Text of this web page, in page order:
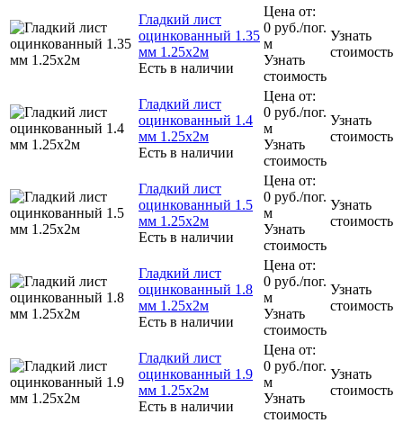
Гладкий лист
оцинкованный 1.35
мм 1.25х2м
Есть в наличии
Цена от:
0 руб./пог.
м
Узнать
стоимость
Узнать
стоимость
Гладкий лист
оцинкованный 1.4
мм 1.25х2м
Есть в наличии
Цена от:
0 руб./пог.
м
Узнать
стоимость
Узнать
стоимость
Гладкий лист
оцинкованный 1.5
мм 1.25х2м
Есть в наличии
Цена от:
0 руб./пог.
м
Узнать
стоимость
Узнать
стоимость
Гладкий лист
оцинкованный 1.8
мм 1.25х2м
Есть в наличии
Цена от:
0 руб./пог.
м
Узнать
стоимость
Узнать
стоимость
Гладкий лист
оцинкованный 1.9
мм 1.25х2м
Есть в наличии
Цена от:
0 руб./пог.
м
Узнать
стоимость
Узнать
стоимость